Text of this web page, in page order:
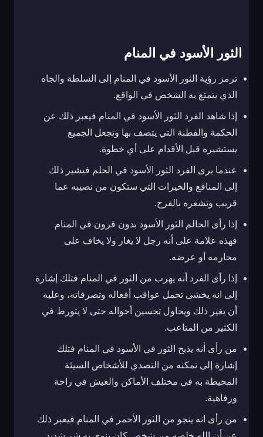
الثور الأسود في المنام
ترمز رؤية الثور الأسود في المنام إلى السلطة والجاه
الذي يتمتع به الشخص في الواقع.
إذا شاهد الفرد الثور الأسود في المنام فيعبر ذلك عن
الحكمة والفطنة التي يتصف بها وتجعل الجميع
يستشيره قبل الأقدام على أي خطوة.
عندما يرى الفرد الثور الأسود في الحلم فيشير ذلك
إلى المنافع والخيرات التي ستكون من نصيبه عما
قريب وتشعره بالفرح.
إذا رأى الحالم الثور الأسود بدون قرون في المنام
فهذه علامة على أنه رجل لا يغار ولا يخاف على
محارمه أو عرضه.
إذا رأى الفرد أنه يهرب من الثور في المنام فتلك إشارة
إلى انه يخشى تحمل عواقب أفعاله وتصرفاته، وعليه
أن يغير ذلك ويحاول تحسين أحواله حتى لا يتورط في
الكثير من المتاعب.
من رأى أنه يذبح الثور في الأسود في المنام فتلك
إشارة إلى تمكنه من التصدي للأشخاص السيئة
المحيطة به في مختلف الأماكن والعيش في راحة
ورفاهية.
من رأى انه ينجو من الثور الأحمر في المنام فيعبر ذلك